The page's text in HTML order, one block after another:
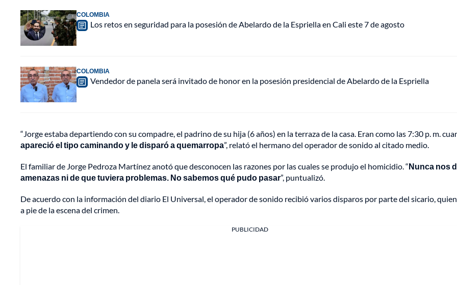
COLOMBIA
Los retos en seguridad para la posesión de Abelardo de la Espriella en Cali este 7 de agosto
COLOMBIA
Vendedor de panela será invitado de honor en la posesión presidencial de Abelardo de la Espriella
“Jorge estaba departiendo con su compadre, el padrino de su hija (6 años) en la terraza de la casa. Eran como las 7:30 p. m.
apareció el tipo caminando y le disparó a quemarropa”, relató el hermano del operador de sonido al citado medio.
El familiar de Jorge Pedroza Martínez anotó que desconocen las razones por las cuales se produjo el homicidio. “Nunca nos
amenazas ni de que tuviera problemas. No sabemos qué pudo pasar”, puntualizó.
De acuerdo con la información del diario El Universal, el operador de sonido recibió varios disparos por parte del sicario,
a pie de la escena del crimen.
PUBLICIDAD